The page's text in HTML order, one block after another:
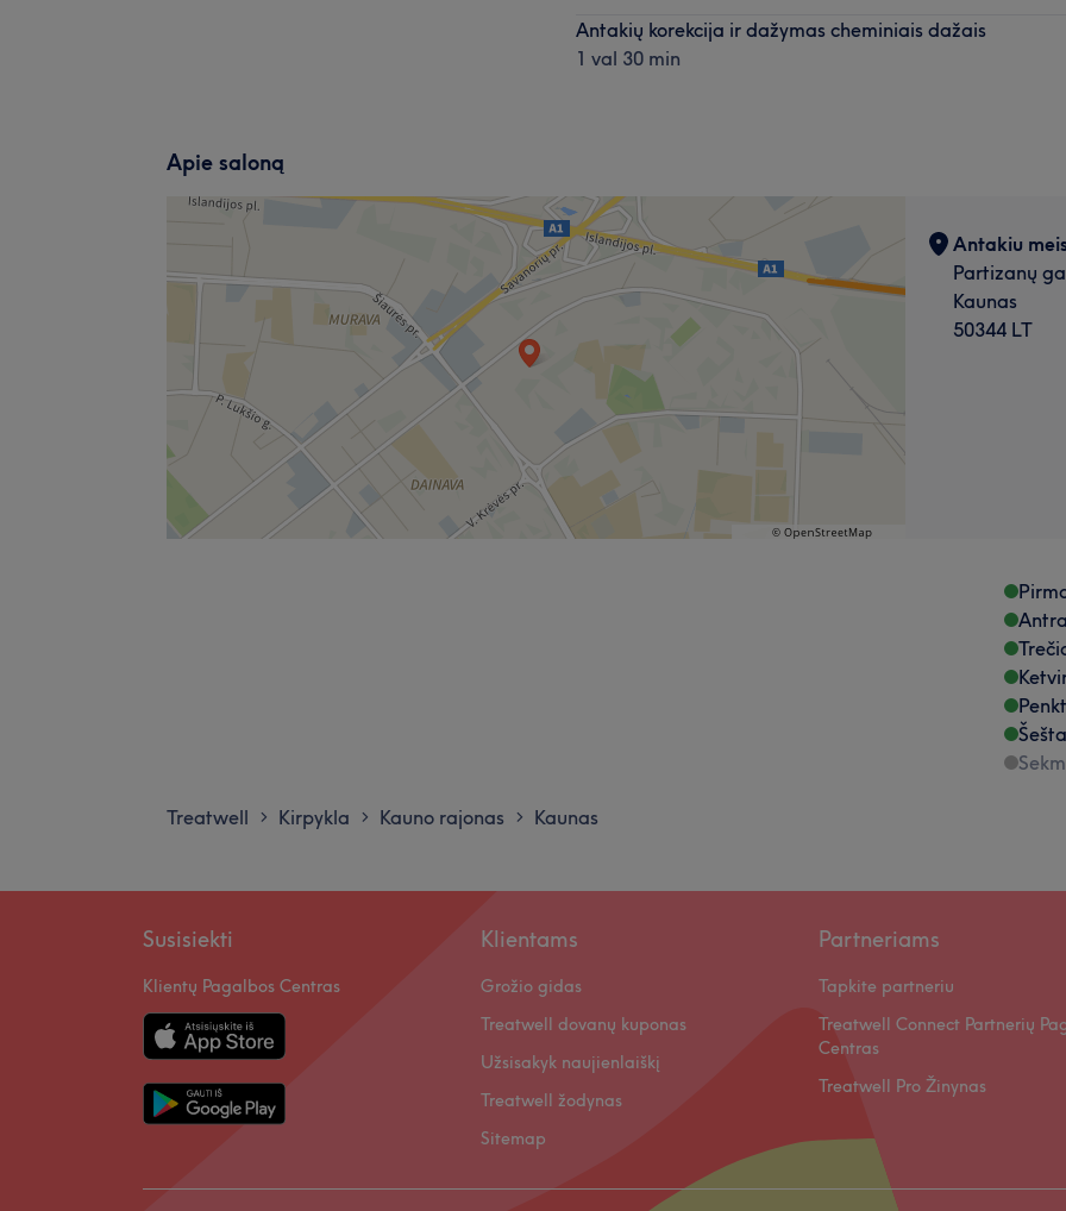
Antakių korekcija ir dažymas cheminiais dažais
1 val 30 min
Apie saloną
Antakiu
Partizanų
Kaunas
50344 LT
Treatwell > Kirpykla > Kauno rajonas > Kaunas
Susisiekti
Klientų Pagalbos Centras
Klientams
Grožio gidas
Treatwell dovanų kuponas
Užsisakyk naujienlaiškį
Treatwell žodynas
Sitemap
Partneriams
Tapkite partneriu
Treatwell Connect Partnerių
Centras
Treatwell Pro Žinynas